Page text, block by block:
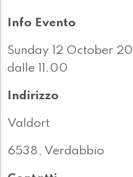
Info Evento
Sunday 12 October
dalle 11.00
Indirizzo
Valdort
6538, Verdabbio